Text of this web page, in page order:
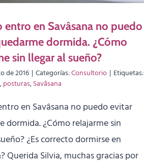
entro en Savâsana no puedo
dormida. ¿Cómo
sin llegar al sueño?
de 2016 | Categorías:Consultorio | Etiquetas:
,posturas,Savâsana
en Savâsana no puedo evitar
dormida. ¿Cómo relajarme sin
¿Es correcto dormirse en
Querida Silvia, muchas gracias por